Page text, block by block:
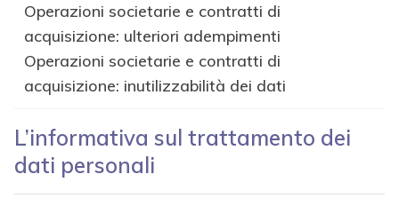
Operazioni societarie e contratti di
acquisizione: ulteriori adempimenti
Operazioni societarie e contratti di
acquisizione: inutilizzabilità dei dati
L’informativa sul trattamento dei
dati personali